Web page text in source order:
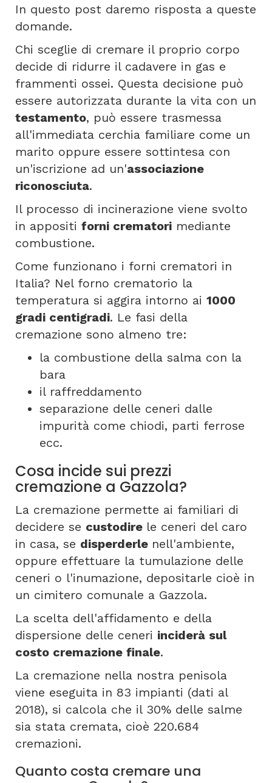
In questo post daremo risposta a queste
domande.
Chi sceglie di cremare il proprio corpo
decide di ridurre il cadavere in gas e
frammenti ossei. Questa decisione può
essere autorizzata durante la vita con un
testamento, può essere trasmessa
all'immediata cerchia familiare come un
marito oppure essere sottintesa con
un'iscrizione ad un'associazione
riconosciuta.
Il processo di incinerazione viene svolto
in appositi forni crematori mediante
combustione.
Come funzionano i forni crematori in
Italia? Nel forno crematorio la
temperatura si aggira intorno ai 1000
gradi centigradi. Le fasi della
cremazione sono almeno tre:
la combustione della salma con la
bara
il raffreddamento
separazione delle ceneri dalle
impurità come chiodi, parti ferrose
ecc.
Cosa incide sui prezzi
cremazione a Gazzola?
La cremazione permette ai familiari di
decidere se custodire le ceneri del caro
in casa, se disperderle nell'ambiente,
oppure effettuare la tumulazione delle
ceneri o l'inumazione, depositarle cioè in
un cimitero comunale a Gazzola.
La scelta dell'affidamento e della
dispersione delle ceneri inciderà sul
costo cremazione finale.
La cremazione nella nostra penisola
viene eseguita in 83 impianti (dati al
2018), si calcola che il 30% delle salme
sia stata cremata, cioè 220.684
cremazioni.
Quanto costa cremare una